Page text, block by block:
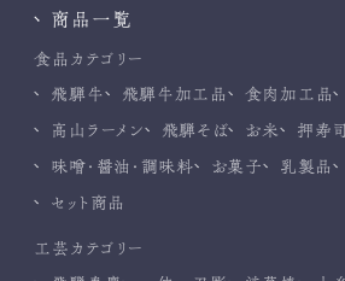
商品一覧
食品カテゴリー
飛騨牛 飛騨牛加工品 食肉加工品
高山ラーメン 飛騨そば お米 押寿司
味噌・醤油・調味料 お菓子 乳製品
セット商品
工芸カテゴリー